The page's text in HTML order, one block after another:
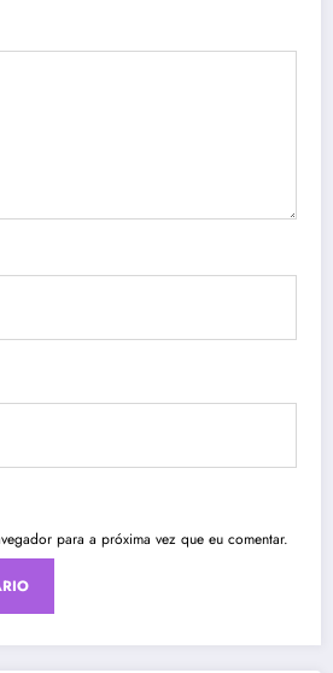
para a próxima vez que eu comentar.